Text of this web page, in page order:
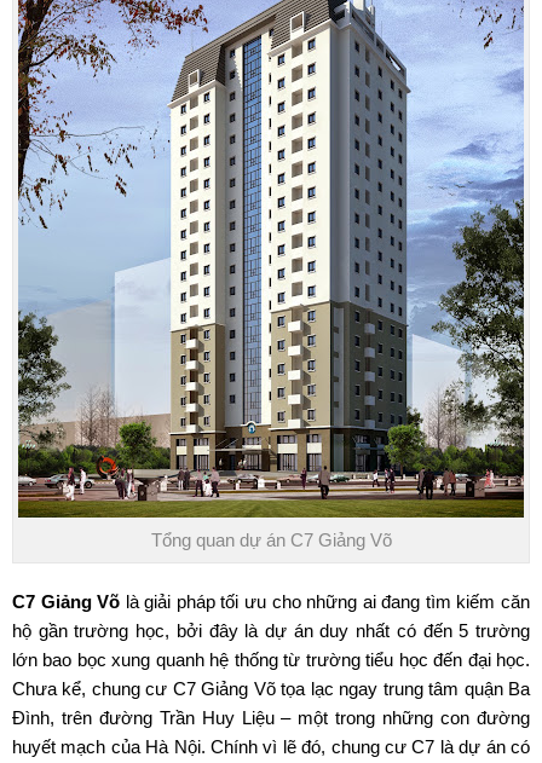
Tổng quan dự án C7 Giảng Võ
C7 Giảng Võ là giải pháp tối ưu cho những ai đang tìm kiếm căn
hộ gần trường học, bởi đây là dự án duy nhất có đến 5 trường
lớn bao bọc xung quanh hệ thống từ trường tiểu học đến đại học.
Chưa kể, chung cư C7 Giảng Võtọa lạc ngay trung tâm quận Ba
Đình, trên đường Trần Huy Liệu – một trong những con đường
huyết mạch của Hà Nội. Chính vì lẽ đó, chung cư C7 là dự án có